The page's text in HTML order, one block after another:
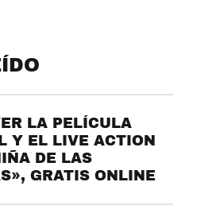
LA PELÍCULA
Y EL LIVE ACTION
DE LAS
GRATIS ONLINE